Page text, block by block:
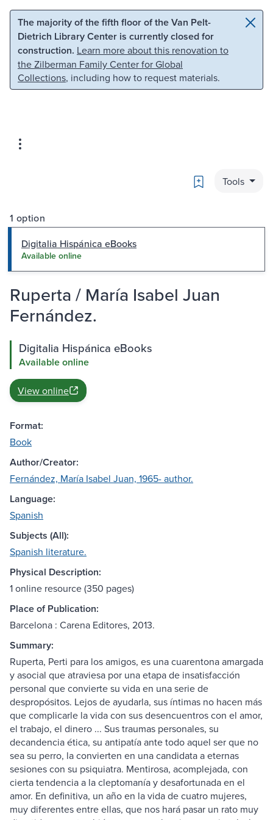
Skip to main content Skip to search
The majority of the fifth floor of the Van Pelt-
Dietrich Library Center is currently closed for
construction. Learn more about this renovation to
the Zilberman Family Center for Global
Collections, including how to request materials.
Bookmark
Tools
1 option
Digitalia Hispánica eBooks
Available online
Ruperta / María Isabel Juan
Fernández.
Digitalia Hispánica eBooks
Available online
View online
Format:
Book
Author/Creator:
Fernández, María Isabel Juan, 1965- author.
Language:
Spanish
Subjects (All):
Spanish literature.
Physical Description:
1 online resource (350 pages)
Place of Publication:
Barcelona : Carena Editores, 2013.
Summary:
Ruperta, Perti para los amigos, es una cuarentona amargada
y asocial que atraviesa por una etapa de insatisfacción
personal que convierte su vida en una serie de
despropósitos. Lejos de ayudarla, sus íntimas no hacen más
que complicarle la vida con sus desencuentros con el amor,
el trabajo, el dinero ... Sus traumas personales, su
decandencia ética, su antipatía ante todo aquel ser que no
sea su perro, la convierten en una candidata a eternas
sesiones con su psiquiatra. Mentirosa, acomplejada, con
cierta tendencia a la cleptomanía y desafortunada en el
amor. En definitiva, un año en la vida de cuatro mujeres,
muy diferentes entre ellas, que nos hará pasar un rato muy